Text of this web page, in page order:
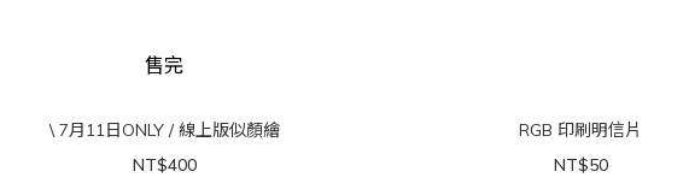
售完
\ 7月11日ONLY / 線上版似顏繪
NT$400
RGB 印刷明信片
NT$50